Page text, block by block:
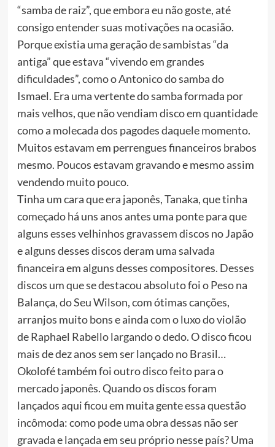
“samba de raiz”, que embora eu não goste, até
consigo entender suas motivações na ocasião.
Porque existia uma geração de sambistas “da
antiga” que estava “vivendo em grandes
dificuldades”, como o Antonico do samba do
Ismael. Era uma vertente do samba formada por
mais velhos, que não vendiam disco em quantidade
como a molecada dos pagodes daquele momento.
Muitos estavam em perrengues financeiros brabos
mesmo. Poucos estavam gravando e mesmo assim
vendendo muito pouco.
Tinha um cara que era japonês, Tanaka, que tinha
começado há uns anos antes uma ponte para que
alguns esses velhinhos gravassem discos no Japão
e alguns desses discos deram uma salvada
financeira em alguns desses compositores. Desses
discos um que se destacou absoluto foi o Peso na
Balança, do Seu Wilson, com ótimas canções,
arranjos muito bons e ainda com o luxo do violão
de Raphael Rabello largando o dedo. O disco ficou
mais de dez anos sem ser lançado no Brasil…
Okolofé também foi outro disco feito para o
mercado japonês. Quando os discos foram
lançados aqui ficou em muita gente essa questão
incômoda: como pode uma obra dessas não ser
gravada e lançada em seu próprio nesse país? Uma